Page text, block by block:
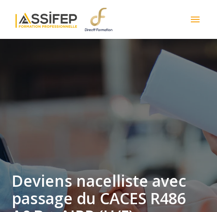
contentHomepage
Deviens nacelliste avec
passage du CACES R486